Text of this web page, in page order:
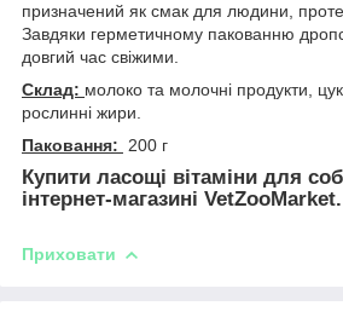
призначений як смак для людини,
Завдяки герметичному пакованню
довгий час свіжими.
Склад: молоко та молочні продукти,
рослинні жири.
Паковання: 200 г
Купити ласощі вітаміни для
інтернет-магазині VetZooMarket.
Приховати